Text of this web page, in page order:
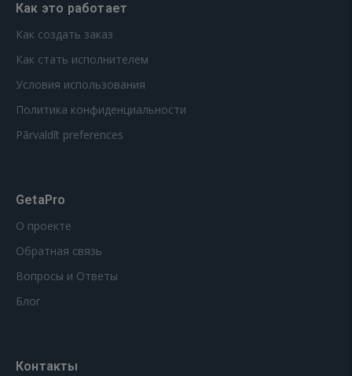
Как это работает
Как создать заказ
Как стать исполнителем
Условия использования
Политика конфиденциальности
Pārvaldīt preferences
GetaPro
О проекте
Обратная связь
Вопросы и Ответы
Блог
Контакты